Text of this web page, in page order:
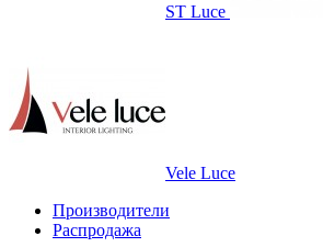
ST Luce
Vele Luce
Производители
Распродажа